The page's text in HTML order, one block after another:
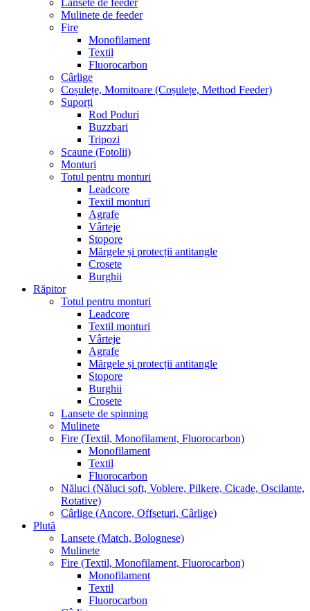
Lansete de feeder
Mulinete de feeder
Fire
Monofilament
Textil
Fluorocarbon
Cârlige
Coșulețe, Momitoare (Coșulețe, Method Feeder)
Suporți
Rod Poduri
Buzzbari
Tripozi
Scaune (Fotolii)
Monturi
Totul pentru monturi
Leadcore
Textil monturi
Agrafe
Vârteje
Stopore
Mărgele și protecții antitangle
Crosete
Burghii
Răpitor
Totul pentru monturi
Leadcore
Textil monturi
Vârteje
Agrafe
Mărgele și protecții antitangle
Stopore
Burghii
Crosete
Lansete de spinning
Mulinete
Fire (Textil, Monofilament, Fluorocarbon)
Monofilament
Textil
Fluorocarbon
Năluci (Năluci soft, Voblere, Pilkere, Cicade, Oscilante,
Rotative)
Cârlige (Ancore, Offseturi, Cârlige)
Plută
Lansete (Match, Bolognese)
Mulinete
Fire (Textil, Monofilament, Fluorocarbon)
Monofilament
Textil
Fluorocarbon